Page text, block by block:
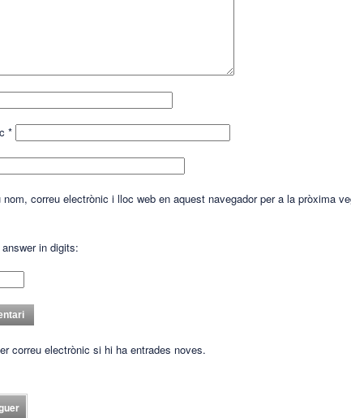
*
nom, correu electrònic i lloc web en aquest navegador per a la pròxima
in digits:
correu electrònic si hi ha entrades noves.